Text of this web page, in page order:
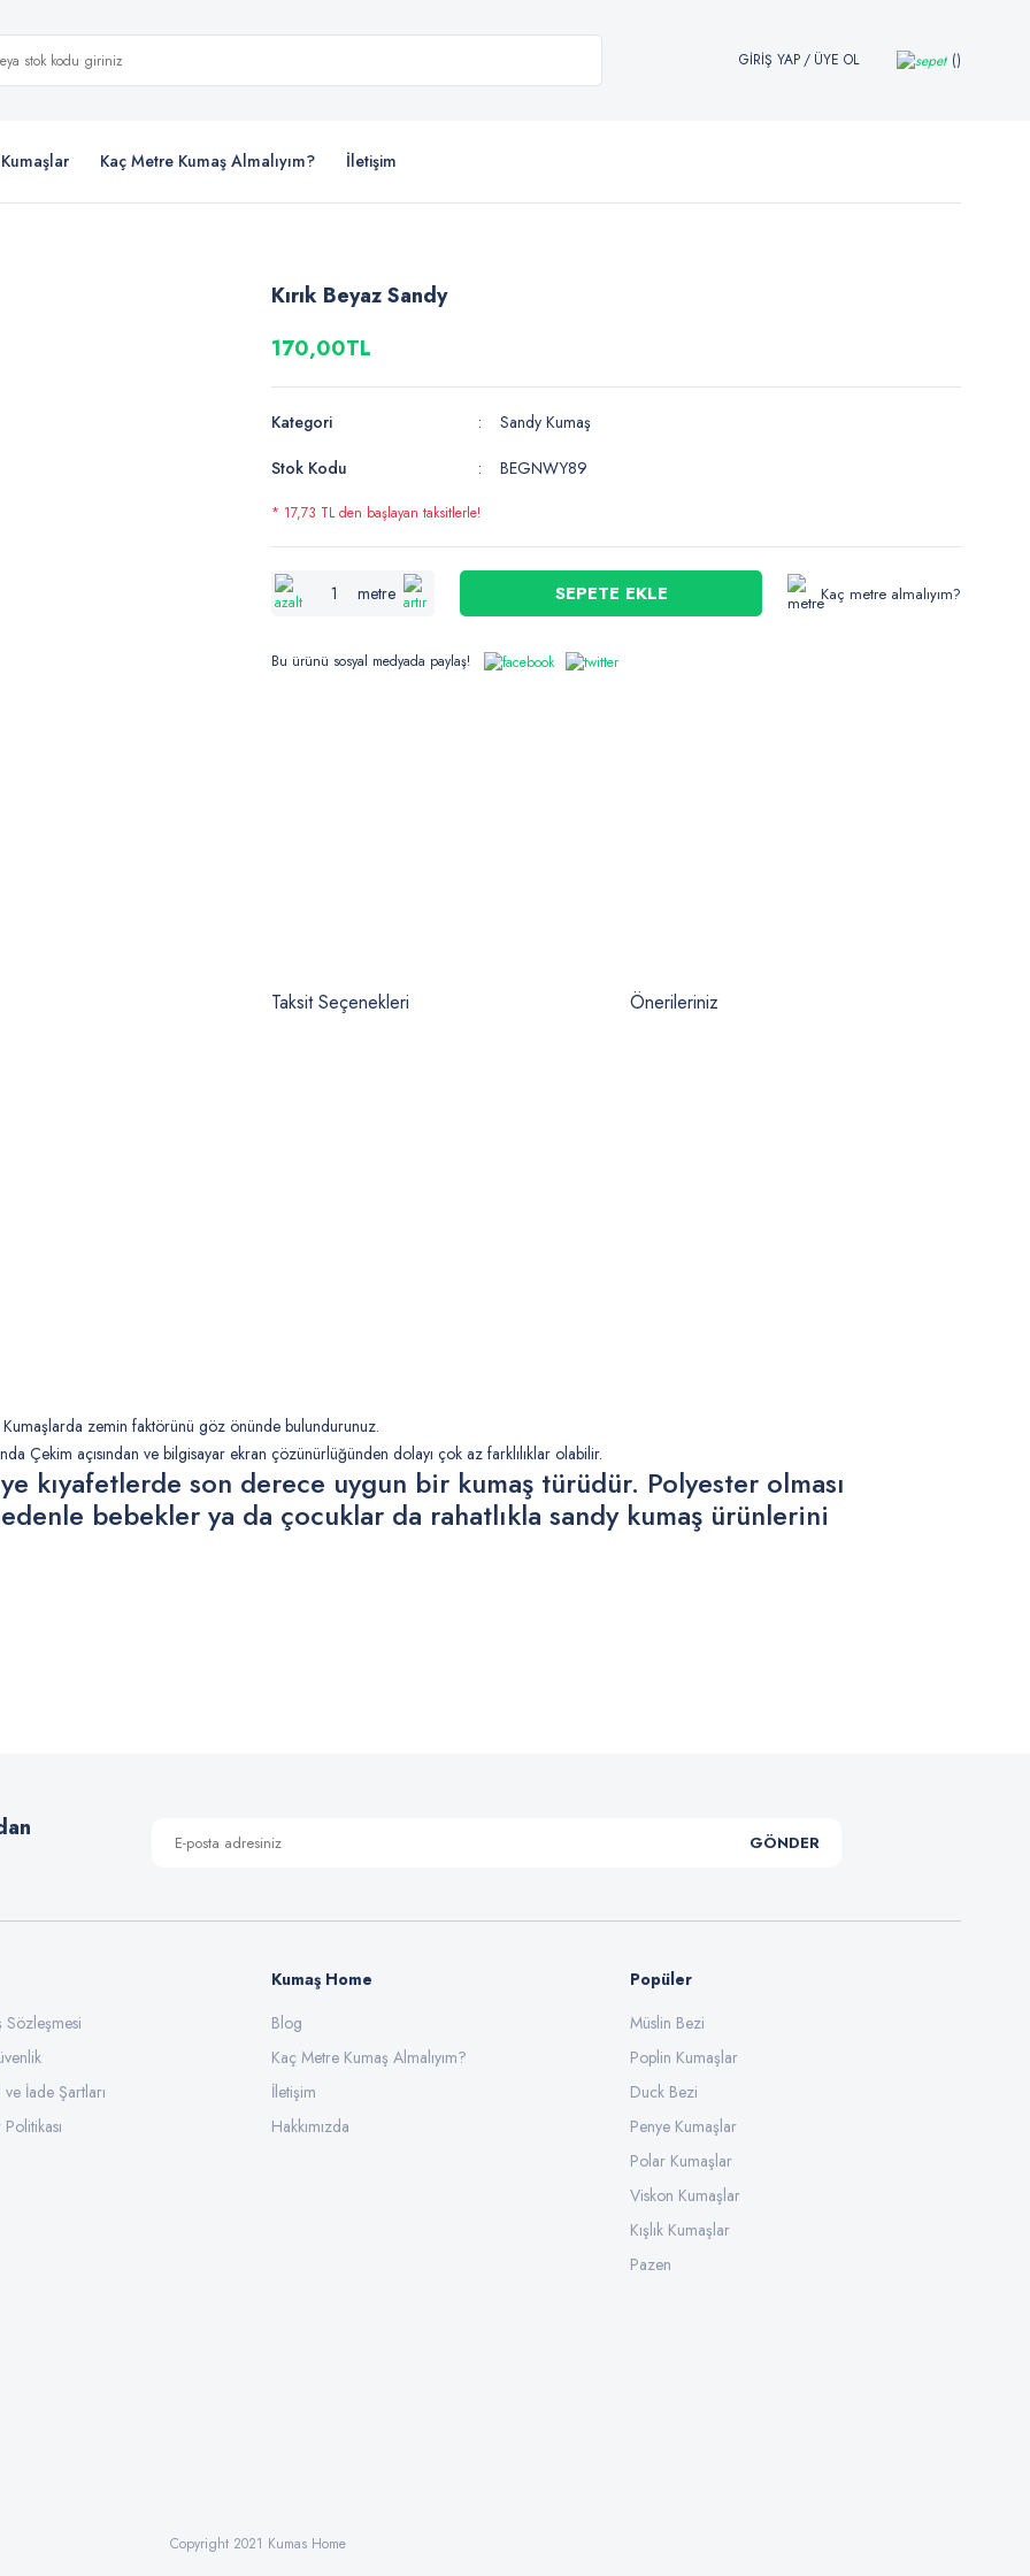
GİRİŞ YAP/ ÜYE OL
Kaç Metre Kumaş Almalıyım? İletişim
Kırık Beyaz Sandy
170,00TL
Kategori
Sandy Kumaş
Stok Kodu
BEGNWY89
* 17,73 TL den başlayan taksitlerle!
metre SEPETE EKLE Kaç metre almalıyım?
Bu ürünü sosyal medyada paylaş!
Taksit Seçenekleri Önerileriniz
zemin faktörünü göz önünde bulundurunuz.
Çekim açısından ve bilgisayar ekran çözünürlüğünden dolayı çok az farklılıklar olabilir.
kıyafetlerde son derece uygun bir kumaş türüdür. Polyester olması
bebekler ya da çocuklar da rahatlıkla sandy kumaş ürünlerini
Gönder
GÖNDER
Sözleşmesi
İade Şartları
Kumaş Home
Blog
Kaç Metre Kumaş Almalıyım?
İletişim
Hakkımızda
Popüler
Müslin Bezi
Poplin Kumaşlar
Duck Bezi
Penye Kumaşlar
Polar Kumaşlar
Viskon Kumaşlar
Kışlık Kumaşlar
Pazen
Copyright 2021 Kumas Home